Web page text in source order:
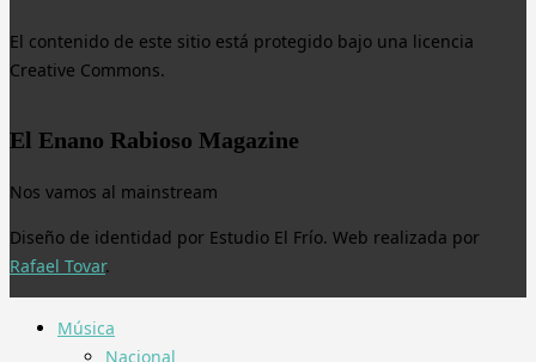
El contenido de este sitio está protegido bajo una licencia
Creative Commons.
El Enano Rabioso Magazine
Nos vamos al mainstream
Diseño de identidad por Estudio El Frío. Web realizada por
Rafael Tovar.
Música
Nacional